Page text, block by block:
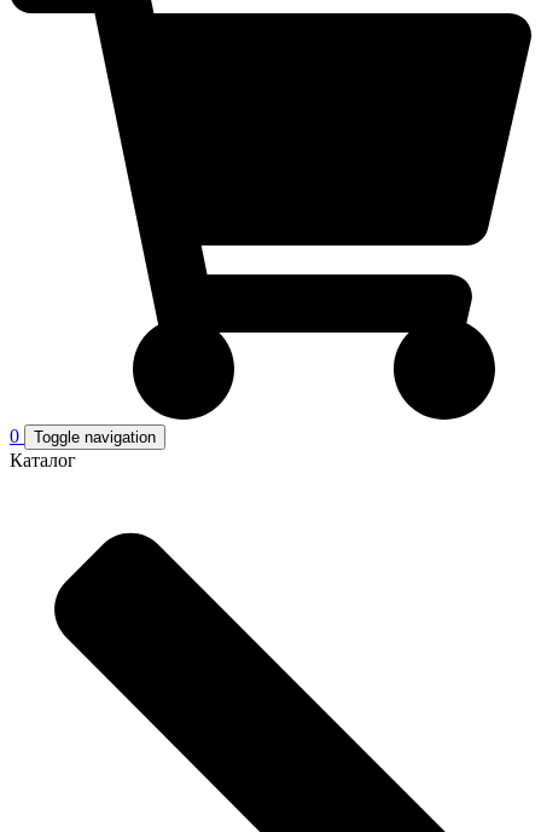
0 Toggle navigation
Каталог